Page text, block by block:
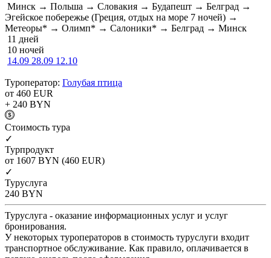
Минск → Польша → Словакия → Будапешт → Белград →
Эгейское побережье (Греция, отдых на море 7 ночей) →
Метеоры* → Олимп* → Салоники* → Белград → Минск
11 дней
10 ночей
14.09 28.09 12.10
Туроператор: Голубая птица
от 460 EUR
+ 240 BYN
Cтоимость тура
✓
Турпродукт
от 1607 BYN (460 EUR)
✓
Туруслуга
240 BYN
Туруслуга - оказание информационных услуг и услуг
бронирования.
У некоторых туроператоров в стоимость туруслуги входит
транспортное обслуживание. Как правило, оплачивается в